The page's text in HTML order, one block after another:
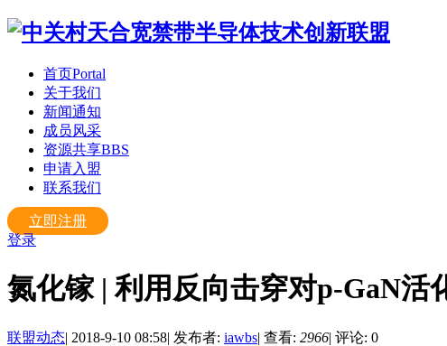
首页Portal
关于我们
新闻通知
成员风采
资源共享BBS
申请入盟
联系我们
立即注册
登录
氮化镓 | 利用反向击穿对p-GaN活
联盟动态| 2018-9-10 08:58| 发布者: iawbs| 查看: 2966| 评论: 0